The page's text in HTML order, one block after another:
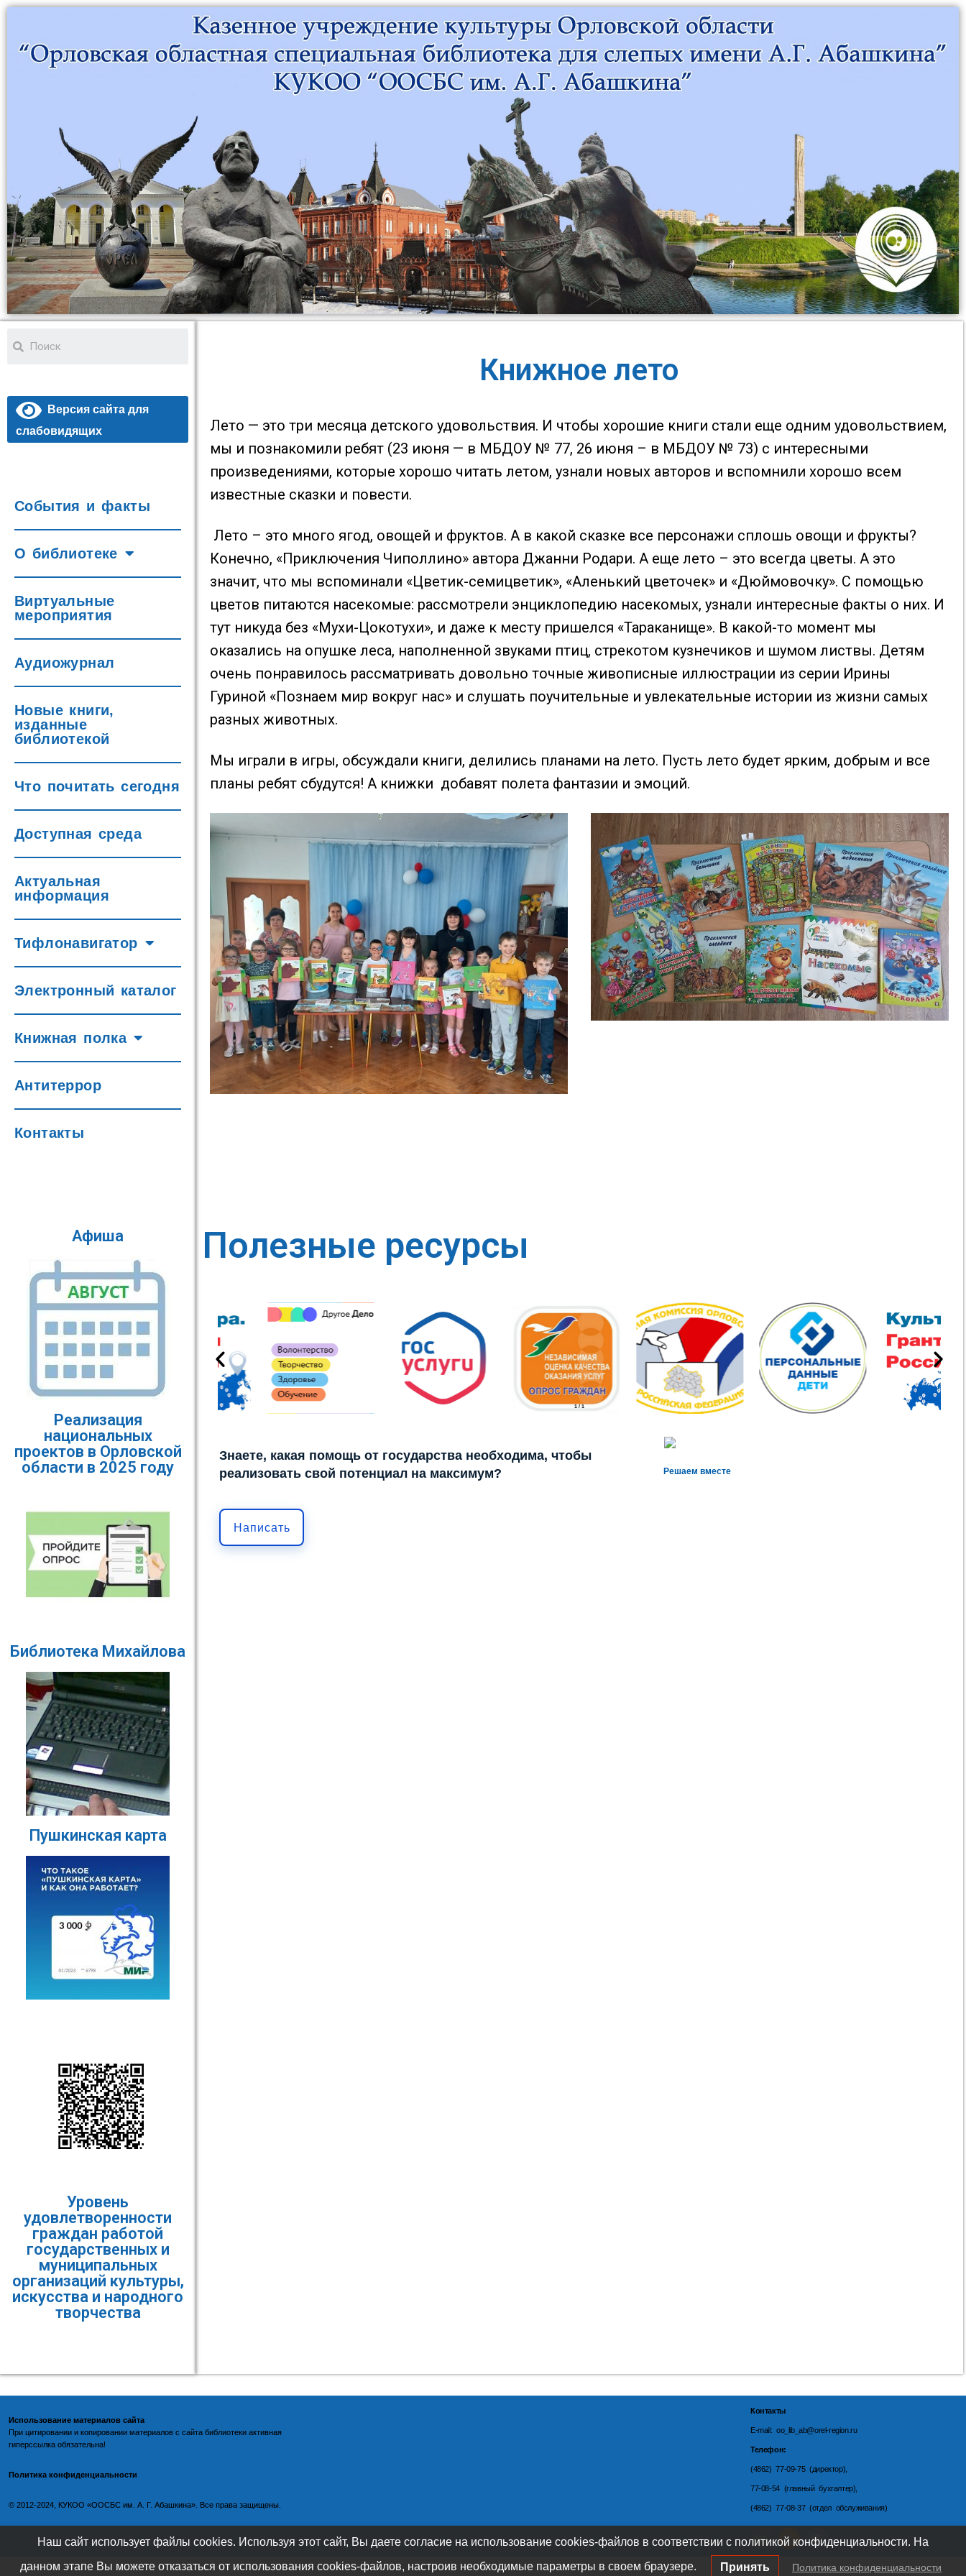
Версия сайта для
слабовидящих
События и факты
О библиотеке
Виртуальные
мероприятия
Аудиожурнал
Новые книги,
изданные
библиотекой
Что почитать сегодня
Доступная среда
Актуальная
информация
Тифлонавигатор
Электронный каталог
Книжная полка
Антитеррор
Контакты
Афиша
Реализация
национальных
проектов в Орловской
области в 2025 году
Библиотека Михайлова
Пушкинская карта
Уровень
удовлетворенности
граждан работой
государственных и
муниципальных
организаций культуры,
искусства и народного
творчества
Книжное лето
Лето — это три месяца детского удовольствия. И чтобы хорошие книги стали еще одним удовольствием,
мы и познакомили ребят (23 июня — в МБДОУ № 77, 26 июня – в МБДОУ № 73) с интересными
произведениями, которые хорошо читать летом, узнали новых авторов и вспомнили хорошо всем
известные сказки и повести.
Лето – это много ягод, овощей и фруктов. А в какой сказке все персонажи сплошь овощи и фрукты?
Конечно, «Приключения Чиполлино» автора Джанни Родари. А еще лето – это всегда цветы. А это
значит, что мы вспоминали «Цветик-семицветик», «Аленький цветочек» и «Дюймовочку». С помощью
цветов питаются насекомые: рассмотрели энциклопедию насекомых, узнали интересные факты о них. И
тут никуда без «Мухи-Цокотухи», и даже к месту пришелся «Тараканище». В какой-то момент мы
оказались на опушке леса, наполненной звуками птиц, стрекотом кузнечиков и шумом листвы. Детям
очень понравилось рассматривать довольно точные живописные иллюстрации из серии Ирины
Гуриной «Познаем мир вокруг нас» и слушать поучительные и увлекательные истории из жизни самых
разных животных.
Мы играли в игры, обсуждали книги, делились планами на лето. Пусть лето будет ярким, добрым и все
планы ребят сбудутся! А книжки добавят полета фантазии и эмоций.
Полезные ресурсы
1 / 1
Решаем вместе
Знаете, какая помощь от государства необходима, чтобы
реализовать свой потенциал на максимум?
Написать
Использование материалов сайта
При цитировании и копировании материалов с сайта библиотеки активная
гиперссылка обязательна!
Политика конфиденциальности
©️ 2012-2024, КУКОО «ООСБС им. А. Г. Абашкина». Все права защищены.
Контакты
E-mail: oo_lib_ab@orel-region.ru
Телефон:
(4862) 77-09-75 (директор),
77-08-54 (главный бухгалтер),
(4862) 77-08-37 (отдел обслуживания)
Наш сайт использует файлы cookies. Используя этот сайт, Вы даете согласие на использование cookies-файлов в соответствии с политикой конфиденциальности. На
данном этапе Вы можете отказаться от использования cookies-файлов, настроив необходимые параметры в своем браузере. Принять Политика конфиденциальности